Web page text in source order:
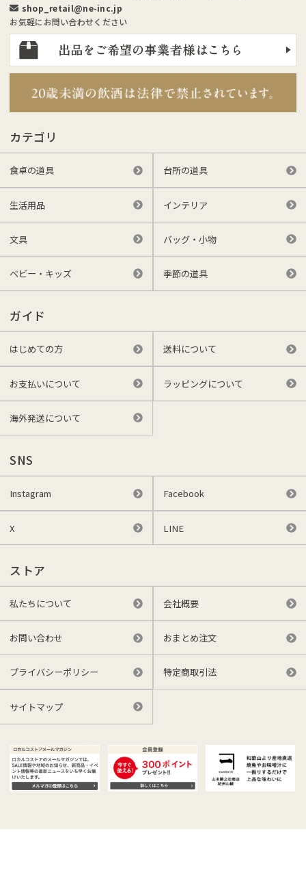
shop_retail@ne-inc.jp
お気軽にお問い合わせください
カテゴリ
食卓の道具 台所の道具
生活用品 インテリア
文具 バッグ・小物
ベビー・キッズ 季節の道具
ガイド
はじめての方 送料について
お支払いについて ラッピングについて
海外発送について
SNS
Instagram Facebook
X LINE
ストア
私たちについて 会社概要
お問い合わせ おまとめ注文
プライバシーポリシー 特定商取引法
サイトマップ